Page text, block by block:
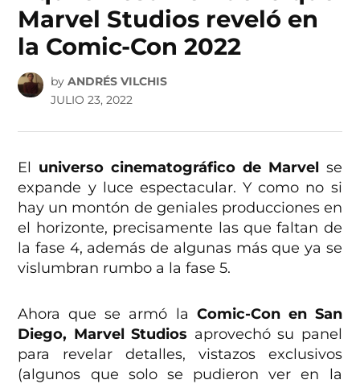
Marvel Studios reveló en
la Comic-Con 2022
by ANDRÉS VILCHIS
JULIO 23, 2022
El universo cinematográfico de Marvel se
expande y luce espectacular. Y como no si
hay un montón de geniales producciones en
el horizonte, precisamente las que faltan de
la fase 4, además de algunas más que ya se
vislumbran rumbo a la fase 5.
Ahora que se armó la Comic-Con en San
Diego, Marvel Studios aprovechó su panel
para revelar detalles, vistazos exclusivos
(algunos que solo se pudieron ver en la